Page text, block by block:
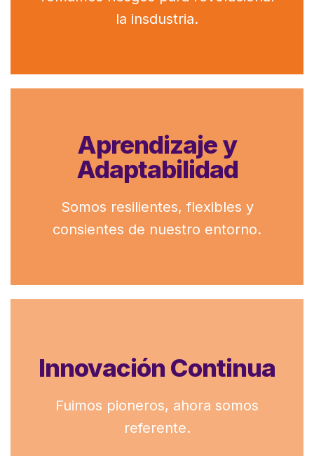
la insdustria.
acciones como líder: OWNERSHIP.
Aprendizaje y
Adaptabilidad
Somos resilientes, flexibles y
consientes de nuestro entorno.
Construimos con visón de largo
plazo y sostenibilidad.
Innovación Continua
Fuimos pioneros, ahora somos
referente.
sentido creando
trascienden